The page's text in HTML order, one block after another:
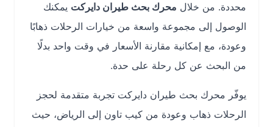
محددة. من خلال محرك بحث طيران دايركتيمكنك
الوصول إلى مجموعة واسعة من خيارات الرحلات ذهابًا
وعودة، مع إمكانية مقارنة الأسعار في وقت واحد بدلًا
من البحث عن كل رحلة على حدة.
يوفّر محرك بحث طيران دايركت تجربة متقدمة لحجز
الرحلات ذهاب وعودة من كيب تاون إلى الرياض، حيث